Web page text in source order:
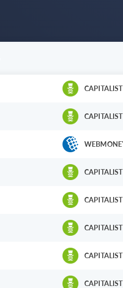
CAPITALIST
CAPITALIST
CAPITALIST
CAPITALIST
CAPITALIST
CAPITALIST
CAPITALIST